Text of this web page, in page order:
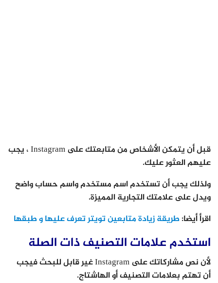
قبل أن يتمكن الأشخاص من متابعتك على Instagram ، يجب
عليهم العثور عليك.
ولذلك يجب أن تستخدم اسم مستخدم واسم حساب واضح
ويدل على علامتك التجارية المميزة.
اقرأ أيضا:طريقة زيادة متابعين تويتر تعرف عليها و طبقها
استخدم علامات التصنيف ذات الصلة
لأن نص مشاركاتك على Instagram غير قابل للبحث فيجب
أن تهتم بعلامات التصنيف أو الهاشتاج.